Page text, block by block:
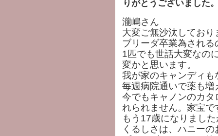
りがとうございました
瀧嶋さん
大変ご無沙汰しており
ブリーダ卒業為される
1匹でも世話大変なの
変かと思います。
我が家のキャンディ
毎週病院通いで薬も
今でもキャノンのカ
れられません。家宝で
もう17歳になりまし
くるしさは、ハニー